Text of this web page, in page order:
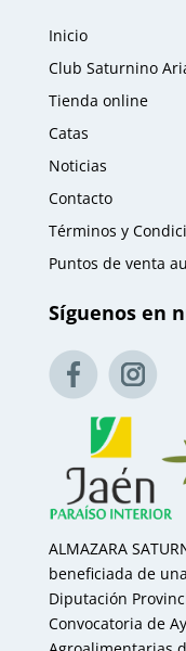
Inicio
Club Saturnino
Tienda online
Catas
Noticias
Contacto
Términos y
Puntos de venta
Síguenos en
ALMAZARA
beneficiada de
Diputación
Convocatoria de